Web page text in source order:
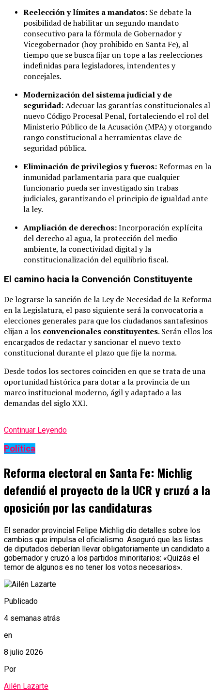
Reelección y límites a mandatos: Se debate la
posibilidad de habilitar un segundo mandato
consecutivo para la fórmula de Gobernador y
Vicegobernador (hoy prohibido en Santa Fe), al
tiempo que se busca fijar un tope a las reelecciones
indefinidas para legisladores, intendentes y
concejales.
Modernización del sistema judicial y de
seguridad:Adecuar las garantías constitucionales al
nuevo Código Procesal Penal, fortaleciendo el rol del
Ministerio Público de la Acusación (MPA) y otorgando
rango constitucional a herramientas clave de
seguridad pública.
Eliminación de privilegios y fueros:Reformas en la
inmunidad parlamentaria para que cualquier
funcionario pueda ser investigado sin trabas
judiciales, garantizando el principio de igualdad ante
la ley.
Ampliación de derechos:Incorporación explícita
del derecho al agua, la protección del medio
ambiente, la conectividad digital y la
constitucionalización del equilibrio fiscal.
El camino hacia la Convención Constituyente
De lograrse la sanción de la Ley de Necesidad de la Reforma
en la Legislatura, el paso siguiente será la convocatoria a
elecciones generales para que los ciudadanos santafesinos
elijan a los convencionales constituyentes. Serán ellos los
encargados de redactar y sancionar el nuevo texto
constitucional durante el plazo que fije la norma.
Desde todos los sectores coinciden en que se trata de una
oportunidad histórica para dotar a la provincia de un
marco institucional moderno, ágil y adaptado a las
demandas del siglo XXI.
Continuar Leyendo
Política
Reforma electoral en Santa Fe: Michlig
defendió el proyecto de la UCR y cruzó a la
oposición por las candidaturas
El senador provincial Felipe Michlig dio detalles sobre los
cambios que impulsa el oficialismo. Aseguró que las listas
de diputados deberían llevar obligatoriamente un candidato a
gobernador y cruzó a los partidos minoritarios: «Quizás el
temor de algunos es no tener los votos necesarios».
Publicado
4 semanas atrás
en
8 julio 2026
Por
Ailén Lazarte